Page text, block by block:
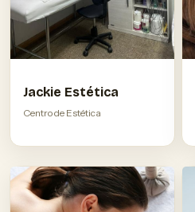
Jackie Estética
Centro de Estética